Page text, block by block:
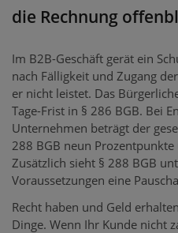
die Rechnung
Im B2B-Geschäft gerät ein
nach Fälligkeit und Zugang
er nicht leistet. Das
Tage-Frist in § 286 BGB. Bei
Unternehmen beträgt der
288 BGB neun Prozentpunkte
Zusätzlich sieht § 288 BGB
Voraussetzungen eine
Recht haben und Geld
Dinge. Wenn Ihr Kunde nicht